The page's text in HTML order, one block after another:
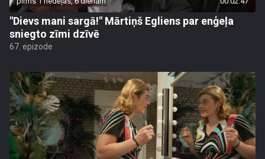
"Dievs mani sargā!" Mārtiņš Egliens par enģeļa
sniegto zīmi dzīvē
67. epizode